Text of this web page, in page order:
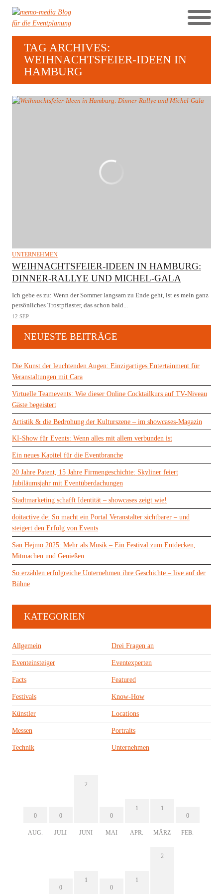
TAG ARCHIVES:
WEIHNACHTSFEIER-IDEEN IN
HAMBURG
UNTERNEHMEN
WEIHNACHTSFEIER-IDEEN IN HAMBURG:
DINNER-RALLYE UND MICHEL-GALA
Ich gebe es zu: Wenn der Sommer langsam zu Ende geht, ist es mein ganz
persönliches Trostpflaster, das schon bald...
12 SEP.
NEUESTE BEITRÄGE
Die Kunst der leuchtenden Augen: Einzigartiges Entertainment für
Veranstaltungen mit Cara
Virtuelle Teamevents: Wie dieser Online Cocktailkurs auf TV-Niveau
Gäste begeistert
Artistik & die Bedrohung der Kulturszene – im showcases-Magazin
KI-Show für Events: Wenn alles mit allem verbunden ist
Ein neues Kapitel für die Eventbranche
20 Jahre Patent, 15 Jahre Firmengeschichte: Skyliner feiert
Jubiläumsjahr mit Eventüberdachungen
Stadtmarketing schafft Identität – showcases zeigt wie!
doitactive.de: So macht ein Portal Veranstalter sichtbarer – und
steigert den Erfolg von Events
San Hejmo 2025: Mehr als Musik – Ein Festival zum Entdecken,
Mitmachen und Genießen
So erzählen erfolgreiche Unternehmen ihre Geschichte – live auf der
Bühne
KATEGORIEN
Allgemein Drei Fragen an
Eventeinsteiger Eventexperten
Facts Featured
Festivals Know-How
Künstler Locations
Messen Portraits
Technik Unternehmen
0
AUG.
0
JULI
2
JUNI
0
MAI
1
APR.
1
MÄRZ
0
FEB.
0
1
0
1
2